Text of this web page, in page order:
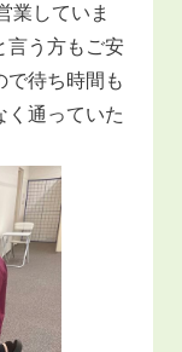
業していま
言う方もご安
で待ち時間も
く通っていた